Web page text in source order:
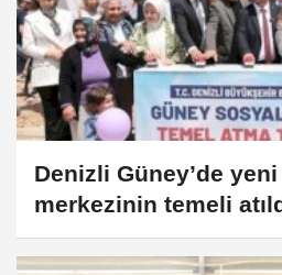
Denizli Güney’de
merkezinin temeli